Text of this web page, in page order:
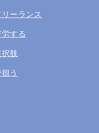
ーランス
する
肢
う